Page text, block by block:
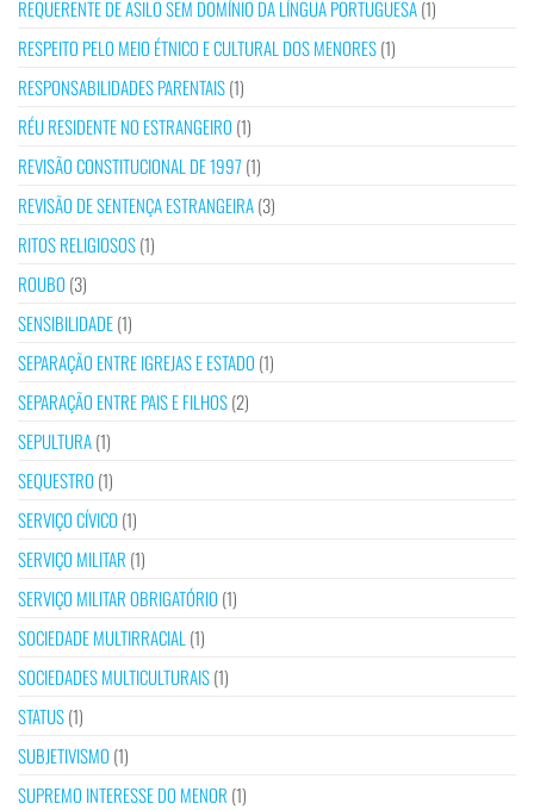
REQUERENTE DE ASILO SEM DOMÍNIO DA LÍNGUA PORTUGUESA(1)
RESPEITO PELO MEIO ÉTNICO E CULTURAL DOS MENORES(1)
RESPONSABILIDADES PARENTAIS(1)
RÉU RESIDENTE NO ESTRANGEIRO (1)
REVISÃO CONSTITUCIONAL DE 1997 (1)
REVISÃO DE SENTENÇA ESTRANGEIRA(3)
RITOS RELIGIOSOS(1)
ROUBO (3)
SENSIBILIDADE(1)
SEPARAÇÃO ENTRE IGREJAS E ESTADO (1)
SEPARAÇÃO ENTRE PAIS E FILHOS(2)
SEPULTURA(1)
SEQUESTRO (1)
SERVIÇO CÍVICO (1)
SERVIÇO MILITAR (1)
SERVIÇO MILITAR OBRIGATÓRIO (1)
SOCIEDADE MULTIRRACIAL (1)
SOCIEDADES MULTICULTURAIS(1)
STATUS(1)
SUBJETIVISMO (1)
SUPREMO INTERESSE DO MENOR (1)